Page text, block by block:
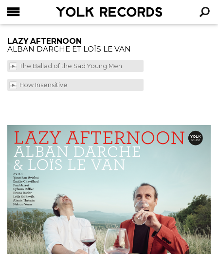
LAZY AFTERNOON
ALBAN DARCHE ET LOÏS LE VAN
The Ballad of the Sad Young Men
How Insensitive